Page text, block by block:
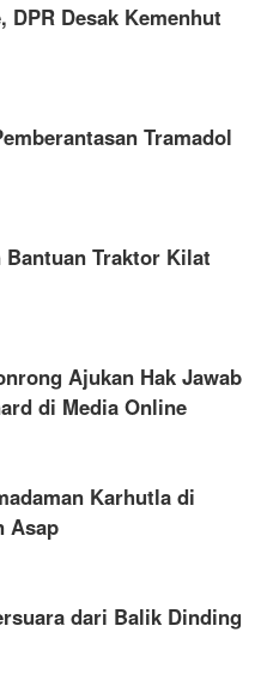
Desak Kemenhut
Tramadol
Traktor Kilat
Ajukan Hak Jawab
di Media Online
Karhutla di
Asap
dari Balik Dinding